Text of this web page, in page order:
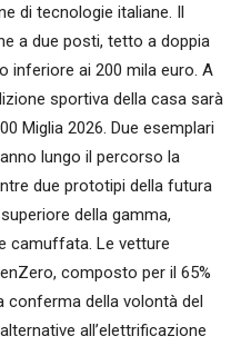
di tecnologie italiane. Il
a due posti, tetto a doppia
inferiore ai 200 mila euro. A
sportiva della casa sarà
Miglia 2026. Due esemplari
lungo il percorso la
due prototipi della futura
della gamma,
camuffata. Le vetture
composto per il 65%
conferma della volontà del
all’elettrificazione